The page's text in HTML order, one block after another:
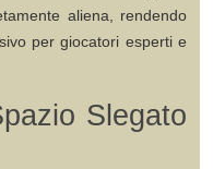
aliena, rendendo
per giocatori esperti e
Slegato